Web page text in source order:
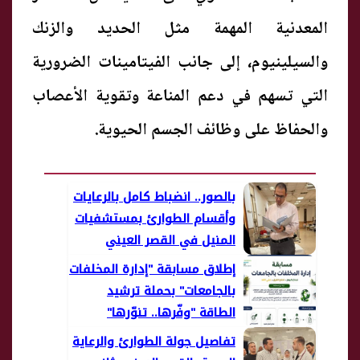
المعدنية المهمة مثل الحديد والزنك
والسيلينيوم، إلى جانب الفيتامينات الضرورية
التي تسهم في دعم المناعة وتقوية الأعصاب
والحفاظ على وظائف الجسم الحيوية.
بالصور.. انضباط كامل بالرعايات
وأقسام الطوارئ بمستشفيات
المنيل في القصر العيني
إطلاق مسابقة "إدارة المخلفات
بالجامعات" بحملة ترشيد
الطاقة "وفّرها.. تنوّرها"
تفاصيل جولة الطوارئ والرعاية